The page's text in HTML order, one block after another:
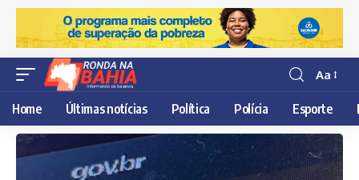
Resisor
de
fonte
Aa
Home Últimas notícias Política Polícia Esporte